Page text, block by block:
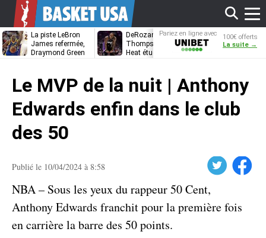
La piste LeBron
James refermée,
Draymond Green
DeRozan, Beal,
Thompson… Le
Heat étudie ses
Kentavious
Caldwell-
Pariez en ligne avec
Unibet
100€ offerts
La suite →
Le MVP de la nuit | Anthony
Edwards enfin dans le club
des 50
Publié le 10/04/2024 à 8:58 Facebook
NBA – Sous les yeux du rappeur 50 Cent,
Anthony Edwards franchit pour la première fois
en carrière la barre des 50 points.